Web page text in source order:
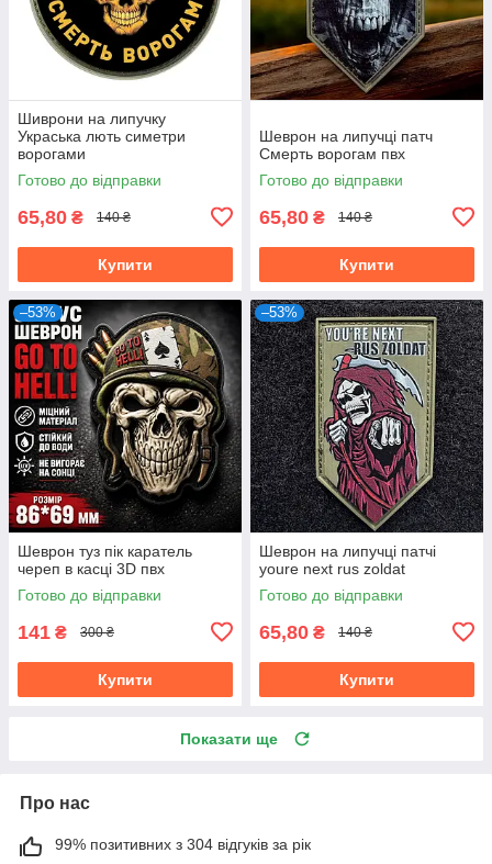
Шиврони на липучку
Украська лють симетри
ворогами
Готово до відправки
65,80 ₴ 140 ₴
Купити
Шеврон на липучці патч
Смерть ворогам пвх
Готово до відправки
65,80 ₴ 140 ₴
Купити
–53%
Шеврон туз пік каратель
череп в касці 3D пвх
Готово до відправки
141 ₴ 300 ₴
Купити
–53%
Шеврон на липучці патчі
youre next rus zoldat
Готово до відправки
65,80 ₴ 140 ₴
Купити
Показати ще
Про нас
99% позитивних з 304 відгуків за рік